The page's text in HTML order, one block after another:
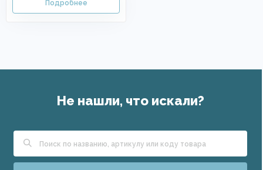
Не нашли, что искали?